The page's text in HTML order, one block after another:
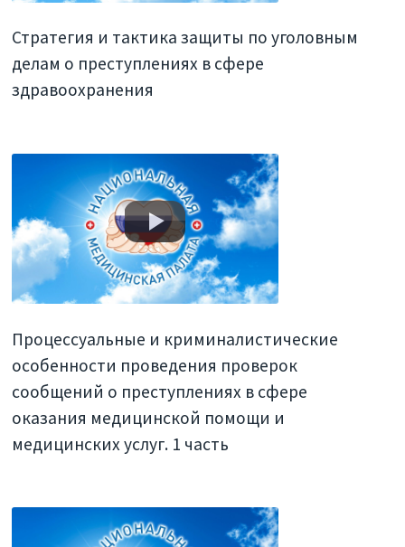
Стратегия и тактика защиты по уголовным
делам о преступлениях в сфере
здравоохранения
Процессуальные и криминалистические
особенности проведения проверок
сообщений о преступлениях в сфере
оказания медицинской помощи и
медицинских услуг. 1 часть